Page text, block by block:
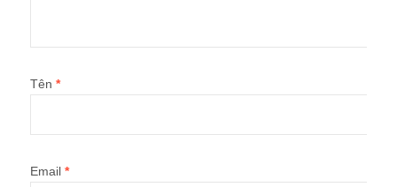
Tên *
Email *